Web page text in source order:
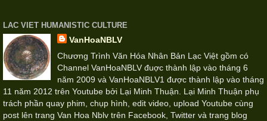
LAC VIET HUMANISTIC CULTURE
VanHoaNBLV
Chương Trình Văn Hóa Nhân Bản Lạc Việt gồm có
Channel VanHoaNBLV đuợc thành lập vào tháng 6
năm 2009 và VanHoaNBLV1 được thành lập vào tháng
11 năm 2012 trên Youtube bởi Lại Minh Thuận. Lại Minh Thuận phụ
trách phần quay phim, chụp hình, edit video, upload Youtube cùng
post lên trang Van Hoa Nblv trên Facebook, Twitter và trang blog